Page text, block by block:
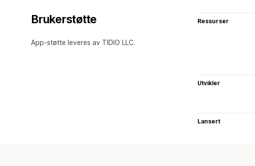
Brukerstøtte
App-støtte leveres av TIDIO LLC.
Ressurser
Utvikler
Lansert